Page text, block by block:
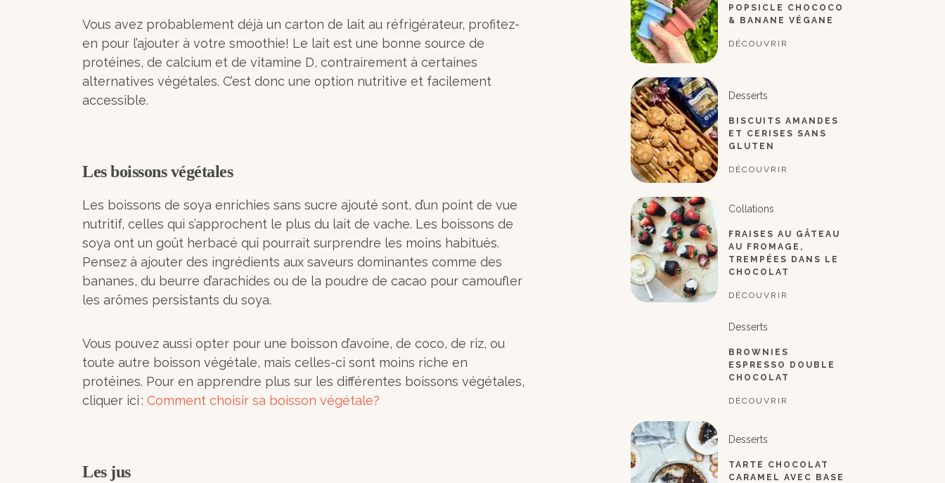
Vous avez probablement déjà un carton de lait au réfrigérateur, profitez-
en pour l’ajouter à votre smoothie! Le lait est une bonne source de
protéines, de calcium et de vitamine D, contrairement à certaines
alternatives végétales. C’est donc une option nutritive et facilement
accessible.
Les boissons végétales
Les boissons de soya enrichies sans sucre ajouté sont, d’un point de vue
nutritif, celles qui s’approchent le plus du lait de vache. Les boissons de
soya ont un goût herbacé qui pourrait surprendre les moins habitués.
Pensez à ajouter des ingrédients aux saveurs dominantes comme des
bananes, du beurre d’arachides ou de la poudre de cacao pour camoufler
les arômes persistants du soya.
Vous pouvez aussi opter pour une boisson d’avoine, de coco, de riz, ou
toute autre boisson végétale, mais celles-ci sont moins riche en
protéines. Pour en apprendre plus sur les différentes boissons végétales,
cliquer ici : Comment choisir sa boisson végétale?
Les jus
POPSICLE CHOCOCO
& BANANE VÉGANE
DÉCOUVRIR
Desserts
BISCUITS AMANDES
ET CERISES SANS
GLUTEN
DÉCOUVRIR
Collations
FRAISES AU GÂTEAU
AU FROMAGE,
TREMPÉES DANS LE
CHOCOLAT
DÉCOUVRIR
Desserts
BROWNIES
ESPRESSO DOUBLE
CHOCOLAT
DÉCOUVRIR
Desserts
TARTE CHOCOLAT
CARAMEL AVEC BASE